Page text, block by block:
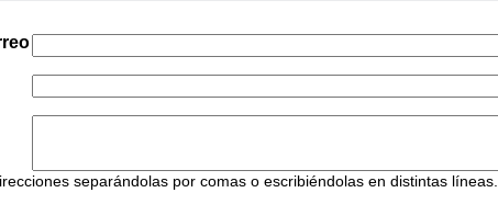
separándolas por comas o escribiéndolas en distintas líneas.